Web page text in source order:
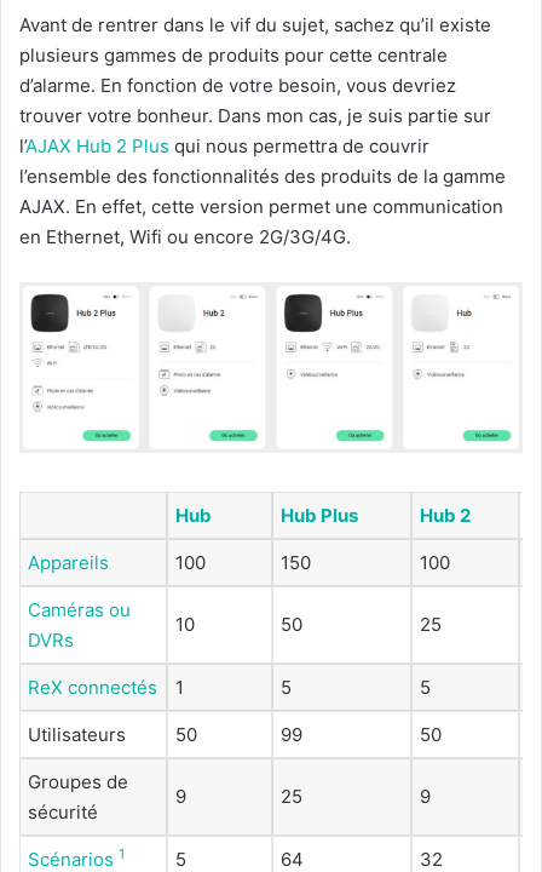
Avant de rentrer dans le vif du sujet, sachez qu’il existe
plusieurs gammes de produits pour cette centrale
d’alarme. En fonction de votre besoin, vous devriez
trouver votre bonheur. Dans mon cas, je suis partie sur
l’AJAX Hub 2 Plus qui nous permettra de couvrir
l’ensemble des fonctionnalités des produits de la gamme
AJAX. En effet, cette version permet une communication
en Ethernet, Wifi ou encore 2G/3G/4G.
Hub Hub Plus Hub 2
Appareils 100 150 100
Caméras ou
DVRs
10 50 25
ReX connectés 1 5 5
Utilisateurs 50 99 50
Groupes de
sécurité
9 25 9
Scénarios 1 5 64 32